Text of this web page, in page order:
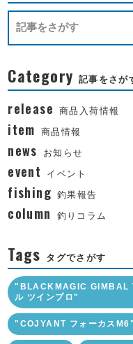
Category 記事をさが
release 商品入荷情報
item 商品情報
news お知らせ
event イベント
fishing 釣果報告
column 釣りコラム
Tags タグでさがす
"BLACKMAGIC GIMBAL
ル ツインプロ"
"COJYANT フォーカスM6"